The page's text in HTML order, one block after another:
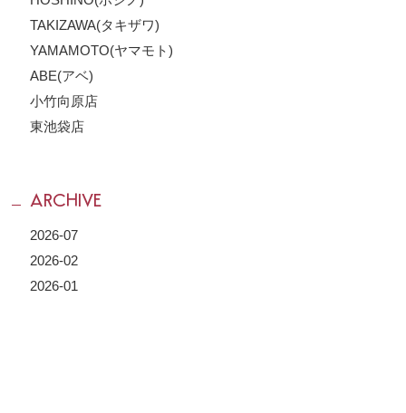
TAKIZAWA(タキザワ)
YAMAMOTO(ヤマモト)
ABE(アベ)
小竹向原店
東池袋店
ARCHIVE
2026-07
2026-02
2026-01